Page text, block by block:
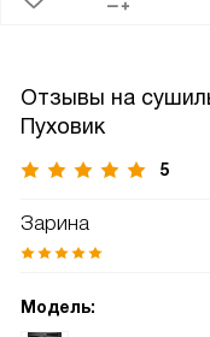
Отзывы на
Пуховик
5
Зарина
Модель: